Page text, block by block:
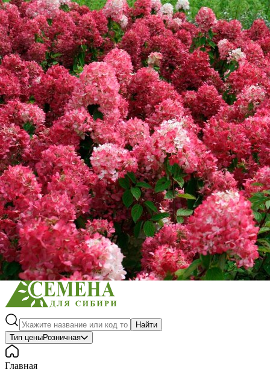
Выберите город
Обратный звонокЗаказать обратный звонок
Каталог
Семена
Грунты
Газонные травы, сидераты
Горшки, рассадники, аксессуары
Посадочный материал
Садовый инструмент, инвентарь
Консервирование
Средства защиты, удобрения, добавки, химия
Обустройство сада, декор
Найти
Тип ценыРозничная
Главная